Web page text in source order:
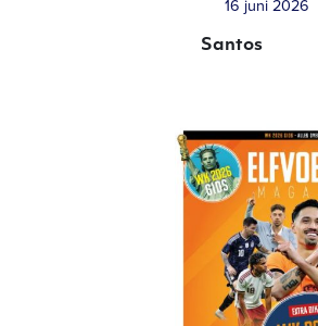
16 juni 2026
Santos